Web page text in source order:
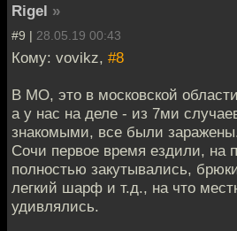
Rigel »
#9 | 28.05.19 00:43
Кому: vovikz, #8
В МО, это в московской
а у нас на деле - из 7ми
знакомыми, все были
Сочи первое время ездили, на
полностью закутывались,
легкий шарф и т.д., на что
удивлялись.